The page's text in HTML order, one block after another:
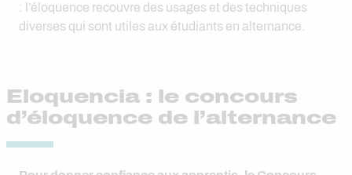
: l’éloquence recouvre des usages et des techniques
diverses qui sont utiles aux étudiants en alternance.
Eloquencia : le concours
d’éloquence de l’alternance